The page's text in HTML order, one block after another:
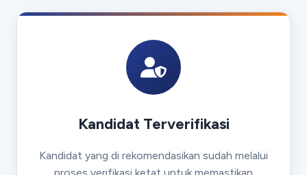
Kandidat Terverifikasi
Kandidat yang di rekomendasikan sudah melalui